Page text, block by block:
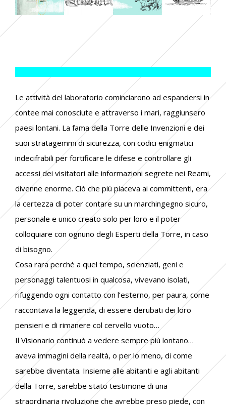
Le attività del laboratorio cominciarono ad espandersi in
contee mai conosciute e attraverso i mari, raggiunsero
paesi lontani. La fama della Torre delle Invenzioni e dei
suoi stratagemmi di sicurezza, con codici enigmatici
indecifrabili per fortificare le difese e controllare gli
accessi dei visitatori alle informazioni segrete nei Reami,
divenne enorme. Ciò che più piaceva ai committenti, era
la certezza di poter contare su un marchingegno sicuro,
personale e unico creato solo per loro e il poter
colloquiare con ognuno degli Esperti della Torre, in caso
di bisogno.
Cosa rara perché a quel tempo, scienziati, geni e
personaggi talentuosi in qualcosa, vivevano isolati,
rifuggendo ogni contatto con l’esterno, per paura, come
raccontava la leggenda, di essere derubati dei loro
pensieri e di rimanere col cervello vuoto…
Il Visionario continuò a vedere sempre più lontano…
aveva immagini della realtà, o per lo meno, di come
sarebbe diventata. Insieme alle abitanti e agli abitanti
della Torre, sarebbe stato testimone di una
straordinaria rivoluzione che avrebbe preso piede, con